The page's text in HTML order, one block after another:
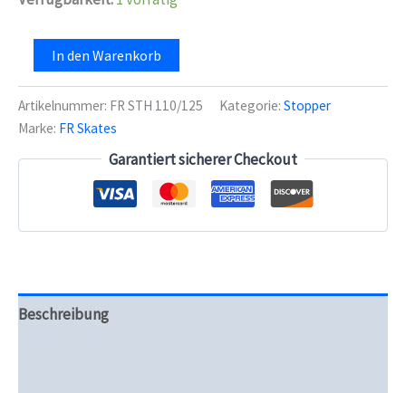
Skates
Stopperhalterung
mit
Stopper
-
3
In den Warenkorb
Artikelnummer: FR STH 110/125 Kategorie: Stopper
Marke: FR Skates
Garantiert sicherer Checkout
Beschreibung